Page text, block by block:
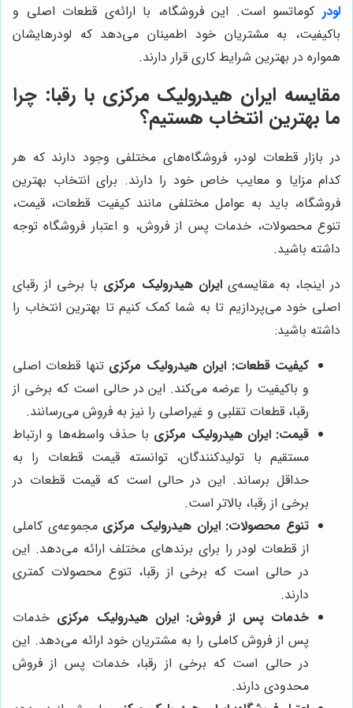
لودر کوماتسو است. این فروشگاه، با ارائه‌ی قطعات اصلی و
باکیفیت، به مشتریان خود اطمینان می‌دهد که لودرهایشان
همواره در بهترین شرایط کاری قرار دارند.
مقایسه ایران هیدرولیک مرکزی با رقبا: چرا
ما بهترین انتخاب هستیم؟
در بازار قطعات لودر، فروشگاه‌های مختلفی وجود دارند که هر
کدام مزایا و معایب خاص خود را دارند. برای انتخاب بهترین
فروشگاه، باید به عوامل مختلفی مانند کیفیت قطعات، قیمت،
تنوع محصولات، خدمات پس از فروش، و اعتبار فروشگاه توجه
داشته باشید.
در اینجا، به مقایسه‌یایران هیدرولیک مرکزی با برخی از رقبای
اصلی خود می‌پردازیم تا به شما کمک کنیم تا بهترین انتخاب را
داشته باشید:
کیفیت قطعات: ایران هیدرولیک مرکزی تنها قطعات اصلی
و باکیفیت را عرضه می‌کند. این در حالی است که برخی از
رقبا، قطعات تقلبی و غیراصلی را نیز به فروش می‌رسانند.
قیمت: ایران هیدرولیک مرکزی با حذف واسطه‌ها و ارتباط
مستقیم با تولیدکنندگان، توانسته قیمت قطعات را به
حداقل برساند. این در حالی است که قیمت قطعات در
برخی از رقبا، بالاتر است.
تنوع محصولات: ایران هیدرولیک مرکزی مجموعه‌ی کاملی
از قطعات لودر را برای برندهای مختلف ارائه می‌دهد. این
در حالی است که برخی از رقبا، تنوع محصولات کمتری
دارند.
خدمات پس از فروش: ایران هیدرولیک مرکزی خدمات
پس از فروش کاملی را به مشتریان خود ارائه می‌دهد. این
در حالی است که برخی از رقبا، خدمات پس از فروش
محدودی دارند.